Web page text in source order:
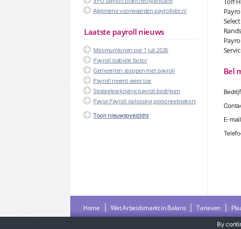
Algemene voorwaarden payrollsite.nl
Laatste payroll nieuws
Minimumlonen per 1 juli 2026
Payroll stabiele factor
Gemeenten stoppen met payroll
Payroll neemt weer toe
Strategiewijziging payroll bedrijven
Payse Payroll oplossing personeelstekort
Toon nieuwsoverzicht
Bel
E-
Home Wet Arbeidsmarkt in Balans Tarieven
By